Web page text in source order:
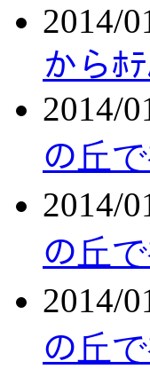
2014/
からﾎ
2014/
の丘
2014/
の丘
2014/
の丘